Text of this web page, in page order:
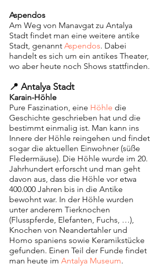
Aspendos
Am Weg von Manavgat zu Antalya
Stadt findet man eine weitere antike
Stadt, genannt Aspendos. Dabei
handelt es sich um ein antikes Theater,
wo aber heute noch Shows stattfinden.
📍 Antalya Stadt
Karain-Höhle
Pure Faszination, eine Höhle die
Geschichte geschrieben hat und die
bestimmt einmalig ist. Man kann ins
Innere der Höhle reingehen und findet
sogar die aktuellen Einwohner (süße
Fledermäuse). Die Höhle wurde im 20.
Jahrhundert erforscht und man geht
davon aus, dass die Höhle vor etwa
400.000 Jahren bis in die Antike
bewohnt war. In der Höhle wurden
unter anderem Tierknochen
(Flusspferde, Elefanten, Fuchs, …),
Knochen von Neandertahler und
Homo spaniens sowie Keramikstücke
gefunden. Einen Teil der Funde findet
man heute im Antalya Museum.